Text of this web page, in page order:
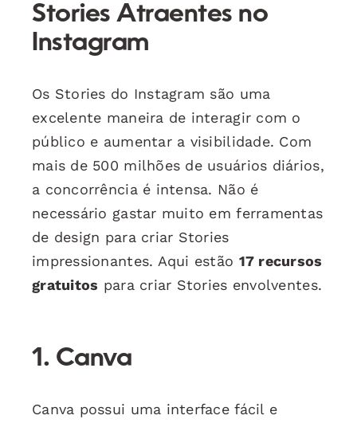
Stories Atraentes no
Instagram
Os Stories do Instagram são uma
excelente maneira de interagir com o
público e aumentar a visibilidade. Com
mais de 500 milhões de usuários diários,
a concorrência é intensa. Não é
necessário gastar muito em ferramentas
de design para criar Stories
impressionantes. Aqui estão 17 recursos
gratuitos para criar Stories envolventes.
1. Canva
Canva possui uma interface fácil e